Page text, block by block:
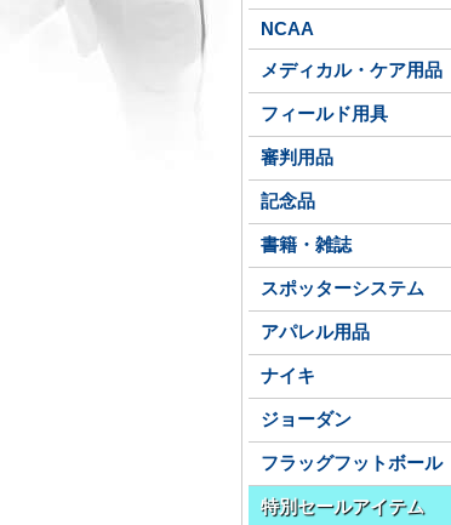
NCAA
メディカル・ケア用品
フィールド用具
審判用品
記念品
書籍・雑誌
スポッターシステム
アパレル用品
ナイキ
ジョーダン
フラッグフットボール
特別セールアイテム